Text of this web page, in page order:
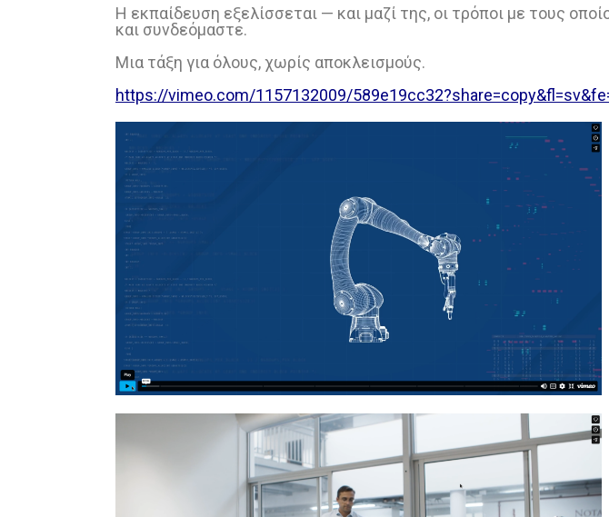
Η εκπαίδευση εξελίσσεται — και μαζί της, οι τρόποι με τους
και συνδεόμαστε.
Μια τάξη για όλους, χωρίς αποκλεισμούς.
https://vimeo.com/1157132009/